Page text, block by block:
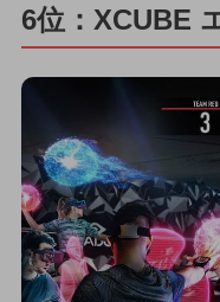
6位：XCUBE